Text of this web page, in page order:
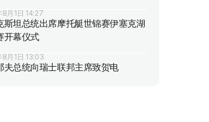
月1日 14:27
斯坦总统出席摩托艇世锦赛伊塞克湖
开幕仪式
月1日 13:03
夫总统向瑞士联邦主席致贺电